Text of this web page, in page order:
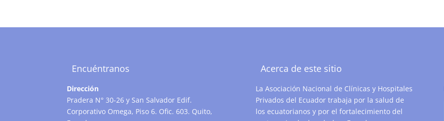
Encuéntranos
Dirección
Pradera N° 30-26 y San Salvador Edif.
Corporativo Omega, Piso 6. Ofic. 603. Quito,
Acerca de este sitio
La Asociación Nacional de Clínicas y Hospitales
Privados del Ecuador trabaja por la salud de
los ecuatorianos y por el fortalecimiento del